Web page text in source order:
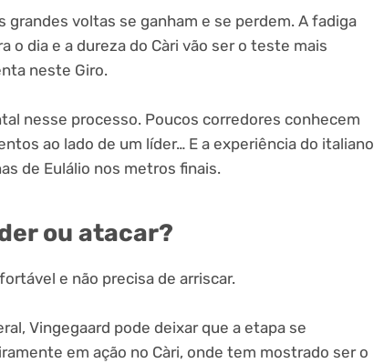
grandes voltas se ganham e se perdem. A fadiga
o dia e a dureza do Càri vão ser o teste mais
neste Giro.
nesse processo. Poucos corredores conhecem
ao lado de um líder… E a experiência do italiano
de Eulálio nos metros finais.
ou atacar?
e não precisa de arriscar.
Vingegaard pode deixar que a etapa se
em ação no Càri, onde tem mostrado ser o